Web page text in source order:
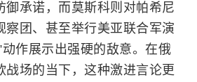
御承诺，而莫斯科则对帕希尼
察团、甚至举行美亚联合军演
动作展示出强硬的敌意。在俄
战场的当下，这种激进言论更